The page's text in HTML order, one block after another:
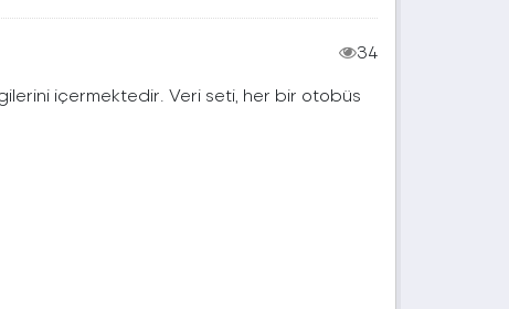
34
içermektedir. Veri seti, her bir otobüs